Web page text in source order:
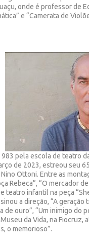
onde é professor
e “Camerata de
pela escola de teatro
de 2023, estreou seu
Ottoni. Entre as
Rebeca”, “O mercador
teatro infantil na peça
a direção, “A geração
de ouro”, “Um inimigo
da Vida, na Fiocruz,
o memorioso”.